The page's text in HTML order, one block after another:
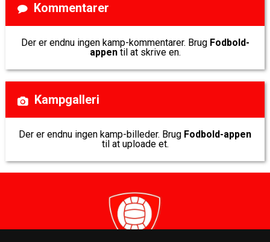
Kommentarer
Der er endnu ingen kamp-kommentarer. Brug Fodbold-
appentil at skrive en.
Kampgalleri
Der er endnu ingen kamp-billeder. Brug Fodbold-appen
til at uploade et.